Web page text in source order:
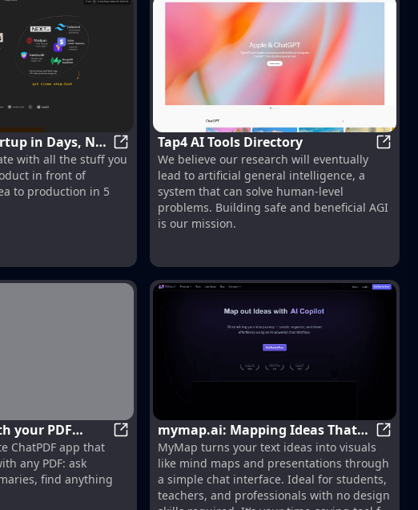
video from text
in Days, Not
Launch Your Startup in Days, Not Weeks |
with all the stuff you
in front of
to production in 5
Tap4 AI Tools Directory
We believe our research will eventually
lead to artificial general intelligence, a
system that can solve human-level
problems. Building safe and beneficial AGI
is our mission.
your PDF
PDF.ai | Chat with your PDF documents
ChatPDF app that
any PDF: ask
find anything
mymap.ai: Mapping Ideas That
Change the World
MyMap turns your text ideas into visuals
like mind maps and presentations through
a simple chat interface. Ideal for students,
teachers, and professionals with no design